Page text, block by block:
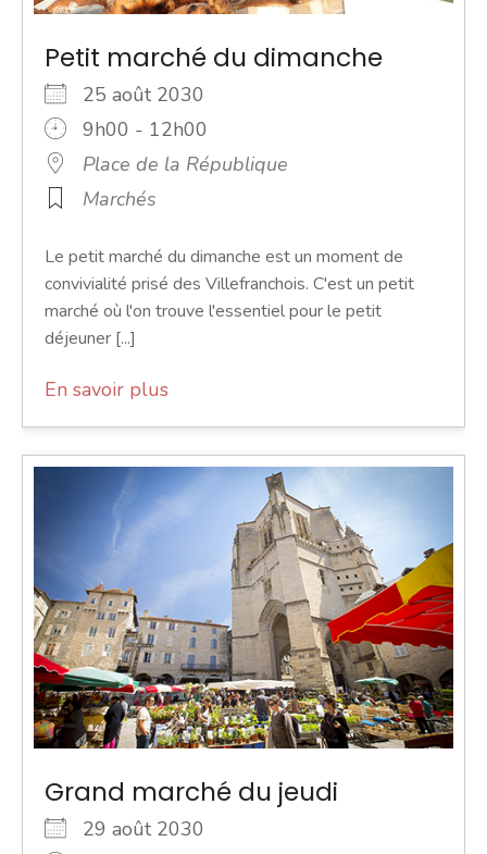
Petit marché du dimanche
25 août 2030
9h00 - 12h00
Place de la République
Marchés
Le petit marché du dimanche est un moment de
convivialité prisé des Villefranchois. C'est un petit
marché où l'on trouve l'essentiel pour le petit
déjeuner [...]
En savoir plus
Grand marché du jeudi
29 août 2030